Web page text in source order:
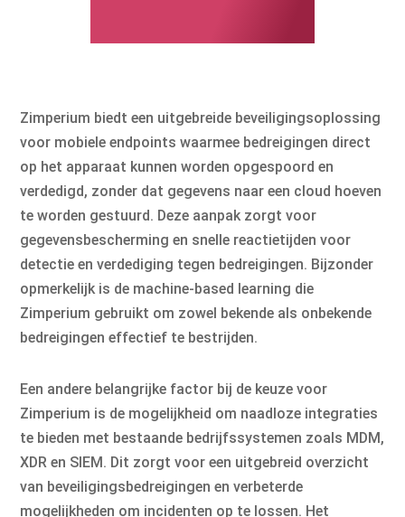
Zimperium biedt een uitgebreide beveiligingsoplossing
voor mobiele endpoints waarmee bedreigingen direct
op het apparaat kunnen worden opgespoord en
verdedigd, zonder dat gegevens naar een cloud hoeven
te worden gestuurd. Deze aanpak zorgt voor
gegevensbescherming en snelle reactietijden voor
detectie en verdediging tegen bedreigingen. Bijzonder
opmerkelijk is de machine-based learning die
Zimperium gebruikt om zowel bekende als onbekende
bedreigingen effectief te bestrijden.
Een andere belangrijke factor bij de keuze voor
Zimperium is de mogelijkheid om naadloze integraties
te bieden met bestaande bedrijfssystemen zoals MDM,
XDR en SIEM. Dit zorgt voor een uitgebreid overzicht
van beveiligingsbedreigingen en verbeterde
mogelijkheden om incidenten op te lossen. Het